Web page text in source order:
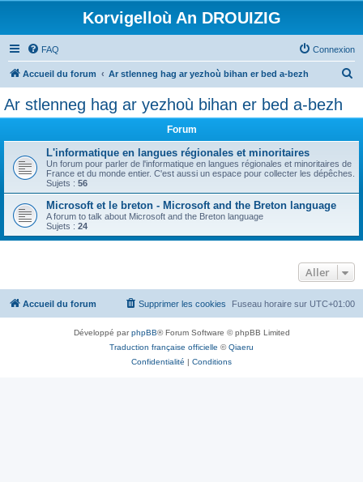
Korvigelloù An DROUIZIG
FAQ Connexion
Accueil du forum Ar stlenneg hag ar yezhoù bihan er bed a-bezh
Ar stlenneg hag ar yezhoù bihan er bed a-bezh
Forum
L'informatique en langues régionales et minoritaires
Un forum pour parler de l'informatique en langues régionales et minoritaires de
France et du monde entier. C'est aussi un espace pour collecter les dépêches.
Sujets : 56
Microsoft et le breton - Microsoft and the Breton language
A forum to talk about Microsoft and the Breton language
Sujets : 24
Aller
Accueil du forum Fuseau horaire sur UTC+01:00
Supprimer les cookies
Développé parphpBB® Forum Software © phpBB Limited
Traduction française officielle ©Qiaeru
Confidentialité | Conditions